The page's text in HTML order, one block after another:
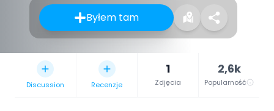
Byłem tam
Discussion Recenzje
1
Zdjęcia
2,6k
Popularność